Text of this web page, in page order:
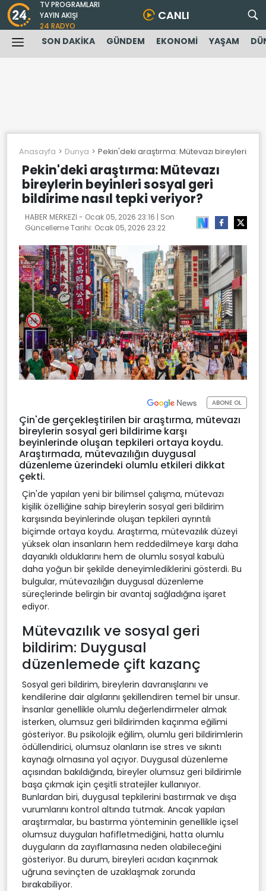
TV PROGRAMLARI
YAYIN AKIŞI
24 RADYO
CANLI
SON DAKİKA GÜNDEM EKONOMİ YAŞAM
Anasayfa Dunya Pekin'deki araştırma: Mütevazı bireylerin
Pekin'deki araştırma: Mütevazı
bireylerin beyinleri sosyal geri
bildirime nasıl tepki veriyor?
HABER MERKEZİ - Ocak 05, 2026 23:16 | Son
Güncelleme Tarihi: Ocak 05, 2026 23:22
ABONE OL
Çin'de gerçekleştirilen bir araştırma, mütevazı
bireylerin sosyal geri bildirime karşı
beyinlerinde oluşan tepkileri ortaya koydu.
Araştırmada, mütevazılığın duygusal
düzenleme üzerindeki olumlu etkileri dikkat
çekti.
Çin'de yapılan yeni bir bilimsel çalışma, mütevazı
kişilik özelliğine sahip bireylerin sosyal geri bildirim
karşısında beyinlerinde oluşan tepkileri ayrıntılı
biçimde ortaya koydu. Araştırma, mütevazılık düzeyi
yüksek olan insanların hem reddedilmeye karşı daha
dayanıklı olduklarını hem de olumlu sosyal kabulü
daha yoğun bir şekilde deneyimlediklerini gösterdi. Bu
bulgular, mütevazılığın duygusal düzenleme
süreçlerinde belirgin bir avantaj sağladığına işaret
ediyor.
Mütevazılık ve sosyal geri
bildirim: Duygusal
düzenlemede çift kazanç
Sosyal geri bildirim, bireylerin davranışlarını ve
kendilerine dair algılarını şekillendiren temel bir unsur.
İnsanlar genellikle olumlu değerlendirmeler almak
isterken, olumsuz geri bildirimden kaçınma eğilimi
gösteriyor. Bu psikolojik eğilim, olumlu geri bildirimlerin
ödüllendirici, olumsuz olanların ise stres ve sıkıntı
kaynağı olmasına yol açıyor. Duygusal düzenleme
açısından bakıldığında, bireyler olumsuz geri bildirimle
başa çıkmak için çeşitli stratejiler kullanıyor.
Bunlardan biri, duygusal tepkilerini bastırmak ve dışa
vurumlarını kontrol altında tutmak. Ancak yapılan
araştırmalar, bu bastırma yönteminin genellikle içsel
olumsuz duyguları hafifletmediğini, hatta olumlu
duyguların da zayıflamasına neden olabileceğini
gösteriyor. Bu durum, bireyleri acıdan kaçınmak
uğruna sevinçten de uzaklaşmak zorunda
bırakabiliyor.